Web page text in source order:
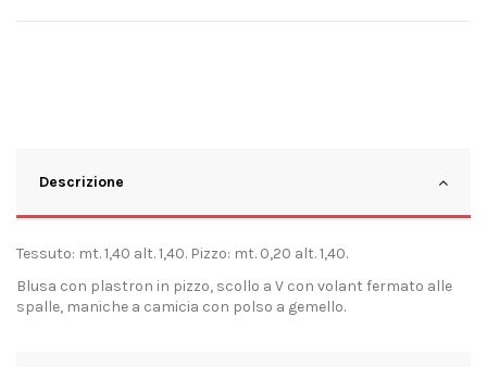
Descrizione
Tessuto: mt. 1,40 alt. 1,40. Pizzo: mt. 0,20 alt. 1,40.
Blusa con plastron in pizzo, scollo a V con volant fermato alle
spalle, maniche a camicia con polso a gemello.